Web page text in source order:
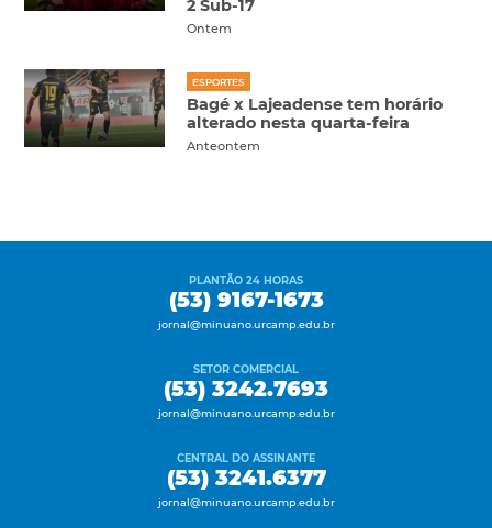
2 Sub-17
Ontem
ESPORTES
Bagé x Lajeadense tem horário
alterado nesta quarta-feira
Anteontem
PLANTÃO 24 HORAS
(53) 9167-1673
jornal@minuano.urcamp.edu.br
SETOR COMERCIAL
(53) 3242.7693
jornal@minuano.urcamp.edu.br
CENTRAL DO ASSINANTE
(53) 3241.6377
jornal@minuano.urcamp.edu.br